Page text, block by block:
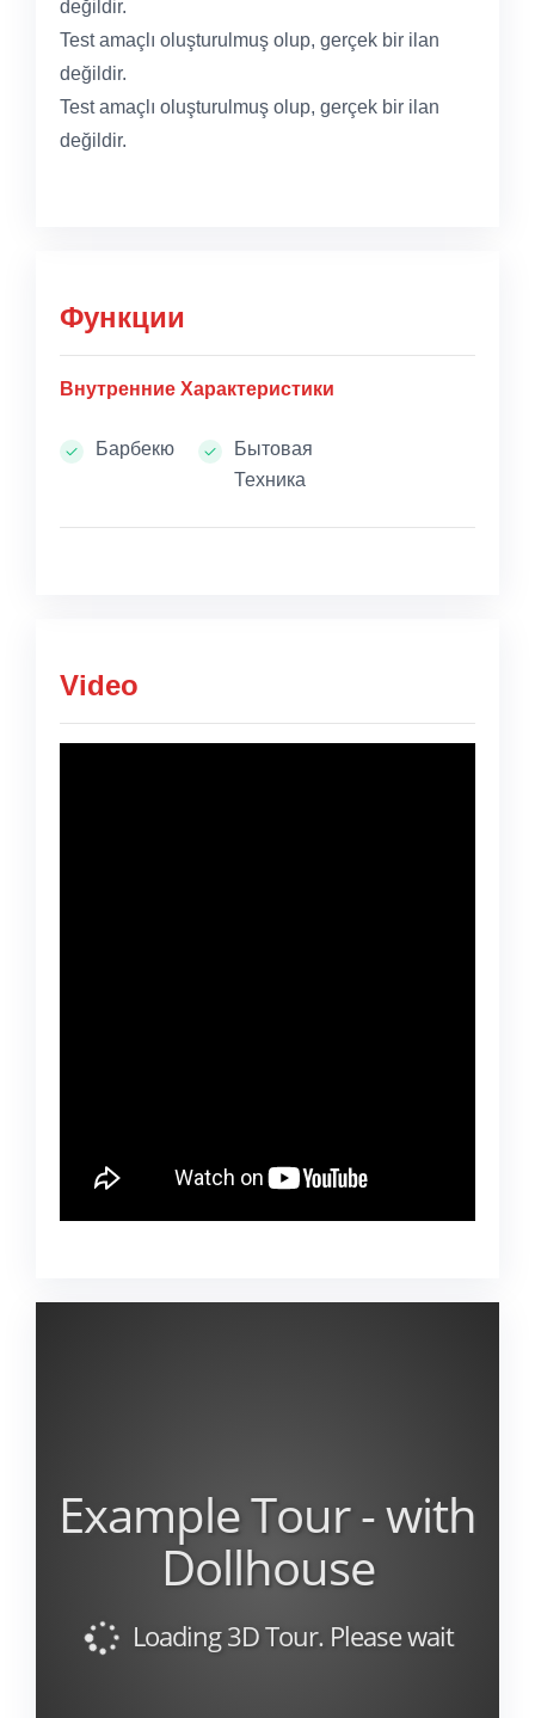
değildir.
Test amaçlı oluşturulmuş olup, gerçek bir ilan
değildir.
Test amaçlı oluşturulmuş olup, gerçek bir ilan
değildir.
Функции
Внутренние Характеристики
Барбекю
Бытовая
Техника
Video